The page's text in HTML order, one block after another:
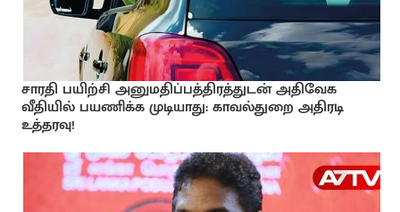
சாரதி பயிற்சி அனுமதிப்பத்திரத்துடன் அதிவேக
வீதியில் பயணிக்க முடியாது: காவல்துறை அதிரடி
உத்தரவு!